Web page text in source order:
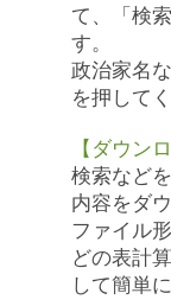
て、「検
す。
政治家名
を押して
【ダウン
検索など
内容をダ
ファイル
どの表計
して簡単